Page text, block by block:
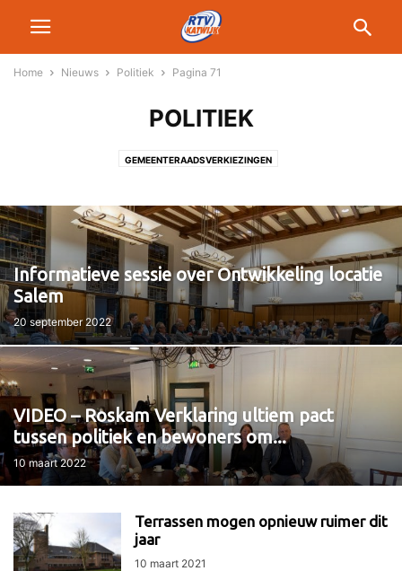
Home Nieuws Politiek Pagina 71
POLITIEK
GEMEENTERAADSVERKIEZINGEN
Informatieve sessie over Ontwikkeling locatie
Salem
20 september 2022
VIDEO – Roskam Verklaring ultiem pact
tussen politiek en bewoners om...
10 maart 2022
Terrassen mogen opnieuw ruimer dit
jaar
10 maart 2021